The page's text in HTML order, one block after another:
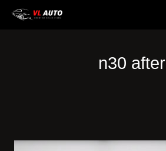
n30 after